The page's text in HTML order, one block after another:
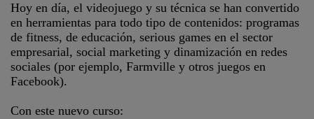
Hoy en día, el videojuego y su técnica se han convertido
en herramientas para todo tipo de contenidos: programas
de fitness, de educación, serious games en el sector
empresarial, social marketing y dinamización en redes
sociales (por ejemplo, Farmville y otros juegos en
Facebook).
Con este nuevo curso: